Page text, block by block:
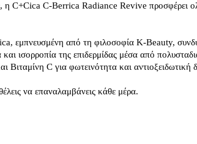
η C+Cica C-Berrica Radiance Revive προσφέρει
εμπνευσμένη από τη φιλοσοφία K-Beauty,
ισορροπία της επιδερμίδας μέσα από
C για φωτεινότητα και αντιοξειδωτική
να επαναλαμβάνεις κάθε μέρα.